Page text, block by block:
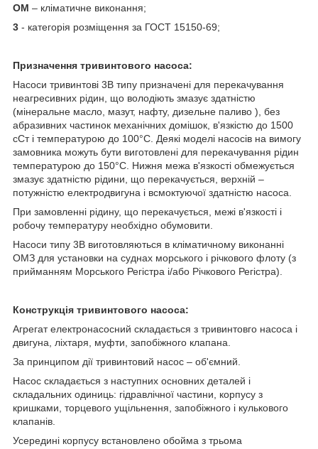
ОМ – кліматичне виконання;
3 - категорія розміщення за ГОСТ 15150-69;
Призначення тривинтового насоса:
Насоси тривинтові 3В типу призначені для перекачування
неагресивних рідин, що володіють змазує здатністю
(мінеральне масло, мазут, нафту, дизельне паливо ), без
абразивних частинок механічних домішок, в'язкістю до 1500
сСт і температурою до 100°С. Деякі моделі насосів на вимогу
замовника можуть бути виготовлені для перекачування рідин
температурою до 150°С. Нижня межа в'язкості обмежується
змазує здатністю рідини, що перекачується, верхній –
потужністю електродвигуна і всмоктуючої здатністю насоса.
При замовленні рідину, що перекачується, межі в'язкості і
робочу температуру необхідно обумовити.
Насоси типу 3В виготовляються в кліматичному виконанні
ОМЗ для установки на суднах морського і річкового флоту (з
прийманням Морського Регістра і/або Річкового Регістра).
Конструкція тривинтового насоса:
Агрегат електронасосний складається з тривинтовго насоса і
двигуна, ліхтаря, муфти, запобіжного клапана.
За принципом дії тривинтовий насос – об'ємний.
Насос складається з наступних основних деталей і
складальних одиниць: гідравлічної частини, корпусу з
кришками, торцевого ущільнення, запобіжного і кулькового
клапанів.
Усередині корпусу встановлено обойма з трьома